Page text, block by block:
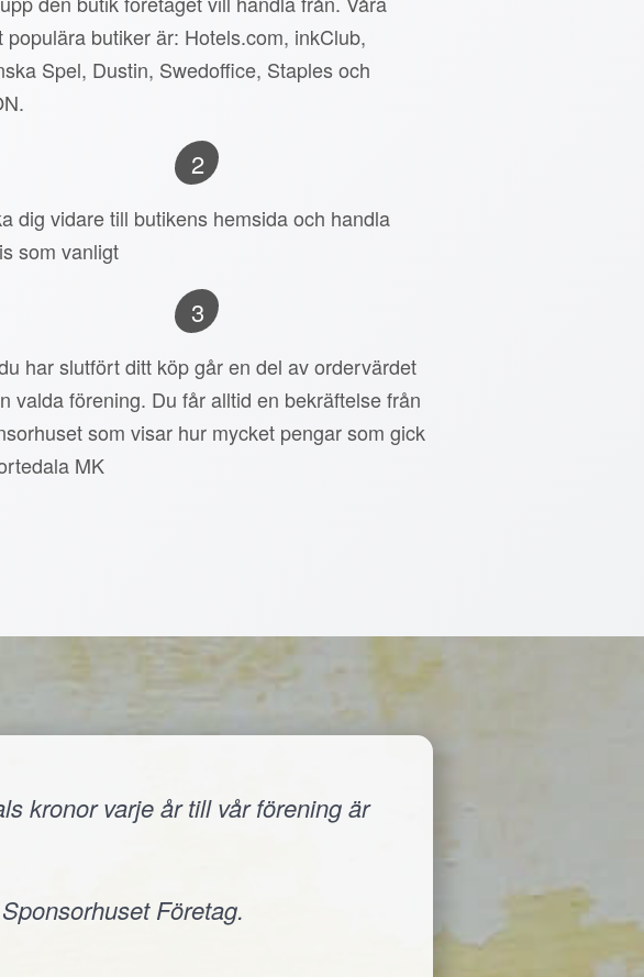
populära butiker är: Hotels.com, inkClub,
Spel, Dustin, Swedoffice, Staples och
2
dig vidare till butikens hemsida och handla
som vanligt
3
har slutfört ditt köp går en del av ordervärdet
valda förening. Du får alltid en bekräftelse från
som visar hur mycket pengar som gick
MK
kronor varje år till vår förening är
Företag.